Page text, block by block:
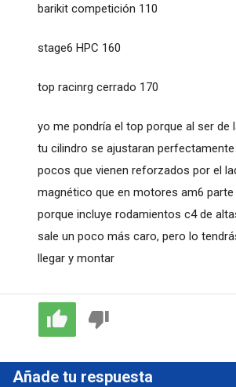
barikit competición 110
stage6 HPC 160
top racinrg cerrado 170
yo me pondría el top porque al ser de
tu cilindro se ajustaran
pocos que vienen reforzados por el
magnético que en motores am6
porque incluye rodamientos c4 de
sale un poco más caro, pero lo
llegar y montar
Añade tu respuesta